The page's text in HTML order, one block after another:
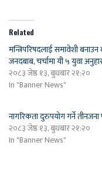
Related
मन्त्रिपरिषदलाई समावेशी
जनदबाब, चर्चामा यी ५ युवा
२०८३ जेष्ठ १३, बुधबार २१:२०
In "Banner News"
नागरिकता दुरुपयोग गर्ने तीनजना
२०८३ जेष्ठ १३, बुधबार २१:२०
In "Banner News"